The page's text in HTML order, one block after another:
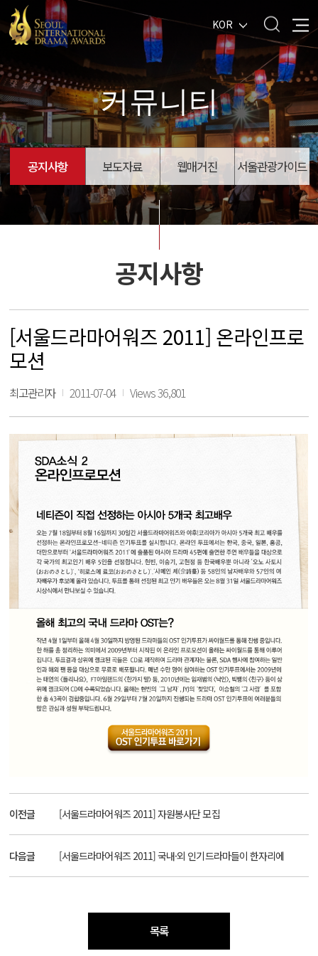
KOR
커뮤니티
공지사항 보도자료 웹매거진 서울관광가이드
공지사항
[서울드라마어워즈 2011] 온라인프로
모션
최고관리자 2011-07-04 Views 36,801
이전글 [서울드라마어워즈 2011] 자원봉사단 모집
다음글 [서울드라마어워즈 2011] 국내·외 인기드라마들이 한자리에
목록